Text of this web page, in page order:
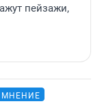
пейзажи,
МНЕНИЕ